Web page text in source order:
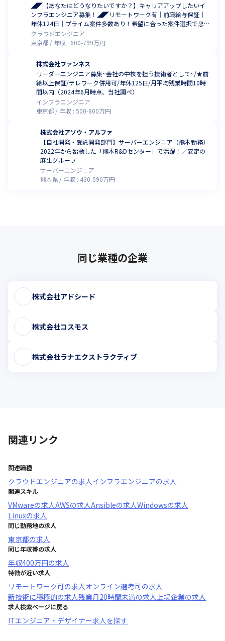
◢◤【あなたはどうなりたいですか？】キャリアアップしたいイ
ンフラエンジニア募集！◢◤リモートワーク有｜前職給与保証｜
年休124日｜プライム案件多数あり！希望に合った案件選択で思い
描く理想のキャリア実現を支援
クラウドエンジニア
東京都
年収 : 600-799万円
株式会社ファンネス
リーダーエンジニア募集~会社の中核を担う技術者として~/★前
給以上保証/テレワーク併用可/年休125日/月平均残業時間10時
間以内（2024年6月時点、当社調べ）
インフラエンジニア
東京都
年収 : 500-800万円
株式会社アソウ・アルファ
【自社開発・受託開発部門】サーバーエンジニア（熊本勤務）
2022年から始動した「熊本R&Dセンター」で活躍！／安定の
麻生グループ
サーバーエンジニア
熊本県
年収 : 430-590万円
同じ業種の企業
株式会社アドシード
株式会社コスモス
株式会社ラナエクストラクティブ
関連リンク
関連職種
クラウドエンジニアの求人インフラエンジニアの求人
関連スキル
VMwareの求人AWSの求人Ansibleの求人Windowsの求人
Linuxの求人
同じ勤務地の求人
東京都の求人
同じ年収帯の求人
年収400万円の求人
特徴が近い求人
リモートワーク可の求人オンライン選考可の求人
新技術に積極的の求人残業月20時間未満の求人上場企業の求人
求人検索ページに戻る
ITエンジニア・デザイナー求人を探す